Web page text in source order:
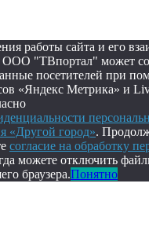
работы сайта и его
ООО "ТВпортал" может
посетителей при
«Яндекс Метрика» и
«Другой город».
согласие на обработку
можете отключить
браузера.Понятно